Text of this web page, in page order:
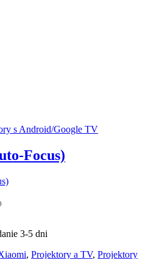
s Android/Google TV
Focus)
3-5 dni
, Projektory a TV, Projektory